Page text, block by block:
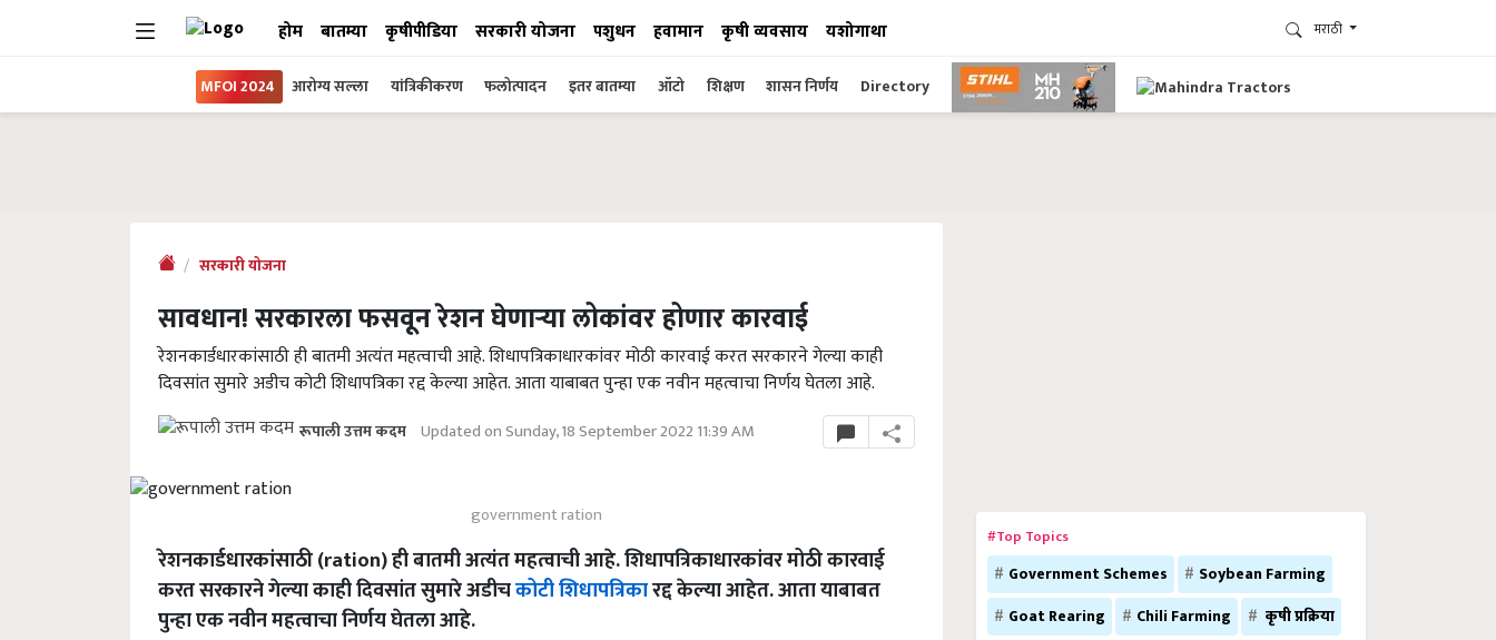
होम बातम्या कृषीपीडिया सरकारी योजना पशुधन हवामान कृषी व्यवसाय यशोगाथा मराठी
MFOI 2024 आरोग्य सल्ला यांत्रिकीकरण फलोत्पादन इतर बातम्या ऑटो शिक्षण शासन निर्णय Directory
सरकारी योजना
सावधान! सरकारला फसवून रेशन घेणाऱ्या लोकांवर होणार कारवाई
रेशनकार्डधारकांसाठी ही बातमी अत्यंत महत्वाची आहे. शिधापत्रिकाधारकांवर मोठी कारवाई करत सरकारने गेल्या काही
दिवसांत सुमारे अडीच कोटी शिधापत्रिका रद्द केल्या आहेत. आता याबाबत पुन्हा एक नवीन महत्वाचा निर्णय घेतला आहे.
रूपाली उत्तम कदम Updated on Sunday, 18 September 2022 11:39 AM
government ration
रेशनकार्डधारकांसाठी (ration) ही बातमी अत्यंत महत्वाची आहे. शिधापत्रिकाधारकांवर मोठी कारवाई
करत सरकारने गेल्या काही दिवसांत सुमारे अडीचकोटी शिधापत्रिकारद्द केल्या आहेत. आता याबाबत
पुन्हा एक नवीन महत्वाचा निर्णय घेतला आहे.
#Top Topics
Government Schemes
Soybean Farming
Goat Rearing
Chili Farming
कृषी प्रक्रिया